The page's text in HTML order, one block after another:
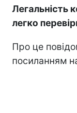
Легальність
легко
Про це
посиланням